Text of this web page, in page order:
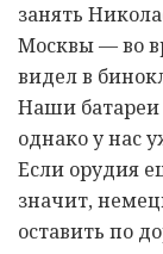
занять
Москвы — во
видел в
Наши батареи
однако у нас
Если орудия
значит,
оставить по